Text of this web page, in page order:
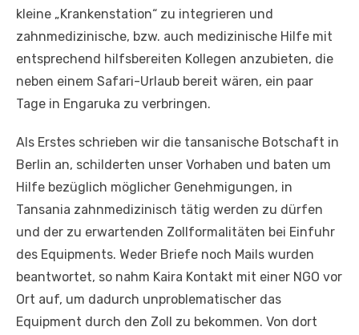
kleine „Krankenstation“ zu integrieren und
zahnmedizinische, bzw. auch medizinische Hilfe mit
entsprechend hilfsbereiten Kollegen anzubieten, die
neben einem Safari-Urlaub bereit wären, ein paar
Tage in Engaruka zu verbringen.
Als Erstes schrieben wir die tansanische Botschaft in
Berlin an, schilderten unser Vorhaben und baten um
Hilfe bezüglich möglicher Genehmigungen, in
Tansania zahnmedizinisch tätig werden zu dürfen
und der zu erwartenden Zollformalitäten bei Einfuhr
des Equipments. Weder Briefe noch Mails wurden
beantwortet, so nahm Kaira Kontakt mit einer NGO vor
Ort auf, um dadurch unproblematischer das
Equipment durch den Zoll zu bekommen. Von dort